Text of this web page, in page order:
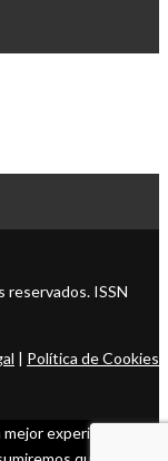
ISSN
| Política de Cookies
experiencia en